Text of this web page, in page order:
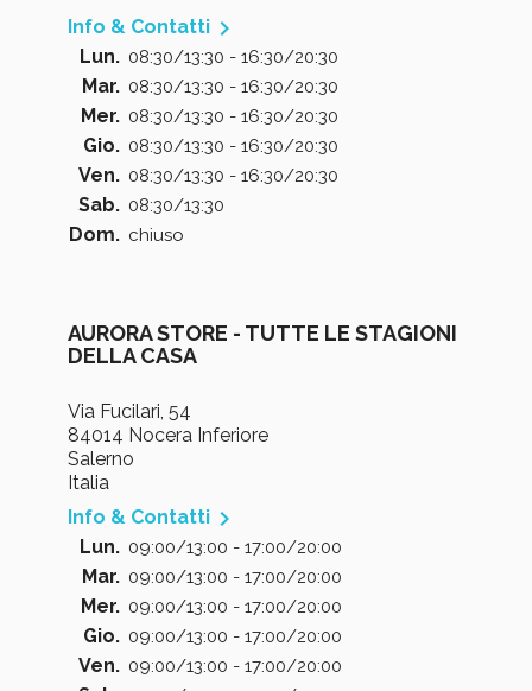
Info & Contatti 
Lun. 08:30/13:30 - 16:30/20:30
Mar. 08:30/13:30 - 16:30/20:30
Mer. 08:30/13:30 - 16:30/20:30
Gio. 08:30/13:30 - 16:30/20:30
Ven. 08:30/13:30 - 16:30/20:30
Sab. 08:30/13:30
Dom. chiuso
AURORA STORE - TUTTE LE STAGIONI
DELLA CASA
Via Fucilari, 54
84014 Nocera Inferiore
Salerno
Italia
Info & Contatti 
Lun. 09:00/13:00 - 17:00/20:00
Mar. 09:00/13:00 - 17:00/20:00
Mer. 09:00/13:00 - 17:00/20:00
Gio. 09:00/13:00 - 17:00/20:00
Ven. 09:00/13:00 - 17:00/20:00